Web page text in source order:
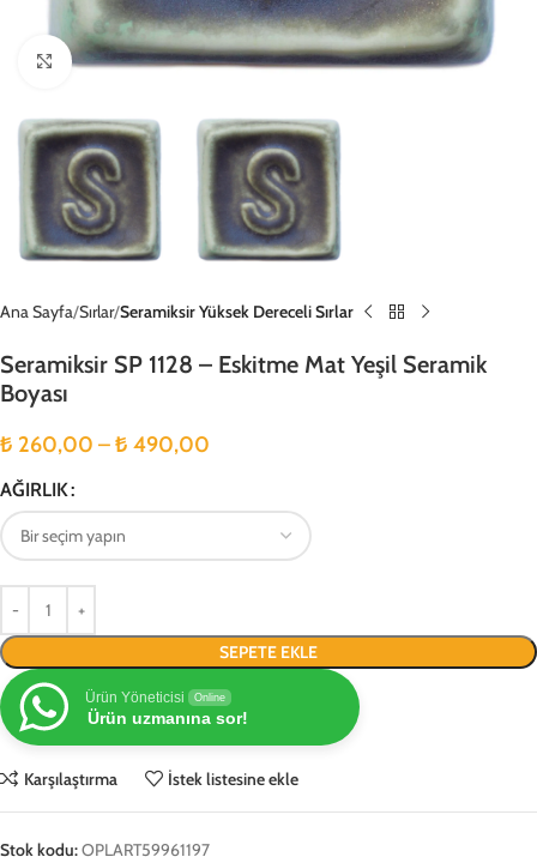
Büyütmek için tıklayın
Ana Sayfa Sırlar Seramiksir Yüksek Dereceli Sırlar
Seramiksir SP 1128 – Eskitme Mat Yeşil Seramik
Boyası
₺ 260,00 –₺ 490,00
AĞIRLIK
SEPETE EKLE
Ürün Yöneticisi Online
Ürün uzmanına sor!
Karşılaştırma İstek listesine ekle
Stok kodu:OPLART59961197